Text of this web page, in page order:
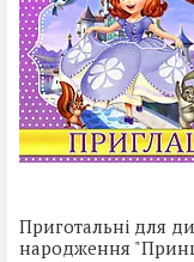
Приготальні для
народження